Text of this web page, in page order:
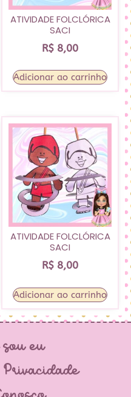
ATIVIDADE FOLCLÓRICA
SACI
R$ 8,00
Adicionar ao carrinho
ATIVIDADE FOLCLÓRICA
SACI
R$ 8,00
Adicionar ao carrinho
sou eu